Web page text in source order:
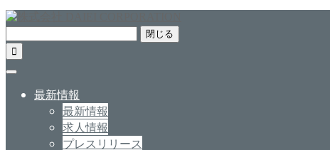
閉じる

最新情報
最新情報
求人情報
プレスリリース